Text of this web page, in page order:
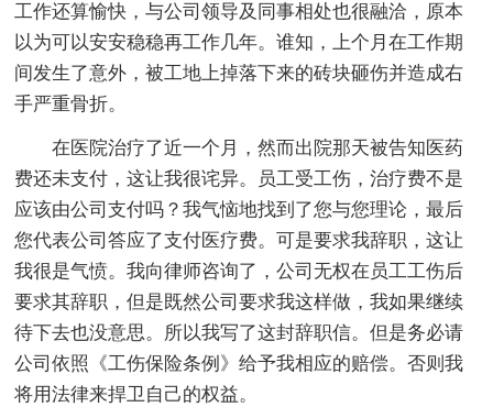
工作还算愉快，与公司领导及同事相处也很融洽，原本
以为可以安安稳稳再工作几年。谁知，上个月在工作期
间发生了意外，被工地上掉落下来的砖块砸伤并造成右
手严重骨折。
在医院治疗了近一个月，然而出院那天被告知医药
费还未支付，这让我很诧异。员工受工伤，治疗费不是
应该由公司支付吗？我气恼地找到了您与您理论，最后
您代表公司答应了支付医疗费。可是要求我辞职，这让
我很是气愤。我向律师咨询了，公司无权在员工工伤后
要求其辞职，但是既然公司要求我这样做，我如果继续
待下去也没意思。所以我写了这封辞职信。但是务必请
公司依照《工伤保险条例》给予我相应的赔偿。否则我
将用法律来捍卫自己的权益。